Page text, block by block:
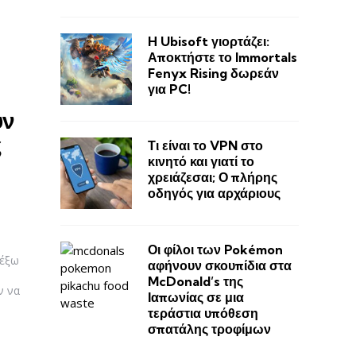
να
H Ubisoft γιορτάζει:
Αποκτήστε το Immortals
Fenyx Rising δωρεάν
για PC!
Τι είναι το VPN στο
κινητό και γιατί το
χρειάζεσαι; Ο πλήρης
οδηγός για αρχάριους
Οι φίλοι των Pokémon
αφήνουν σκουπίδια στα
McDonald’s της
Ιαπωνίας σε μια
τεράστια υπόθεση
σπατάλης τροφίμων